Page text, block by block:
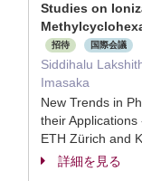
Studies on
招待 国際会議
Siddihalu
Imasaka
New Trends in
their
ETH Zürich and
詳細を見る